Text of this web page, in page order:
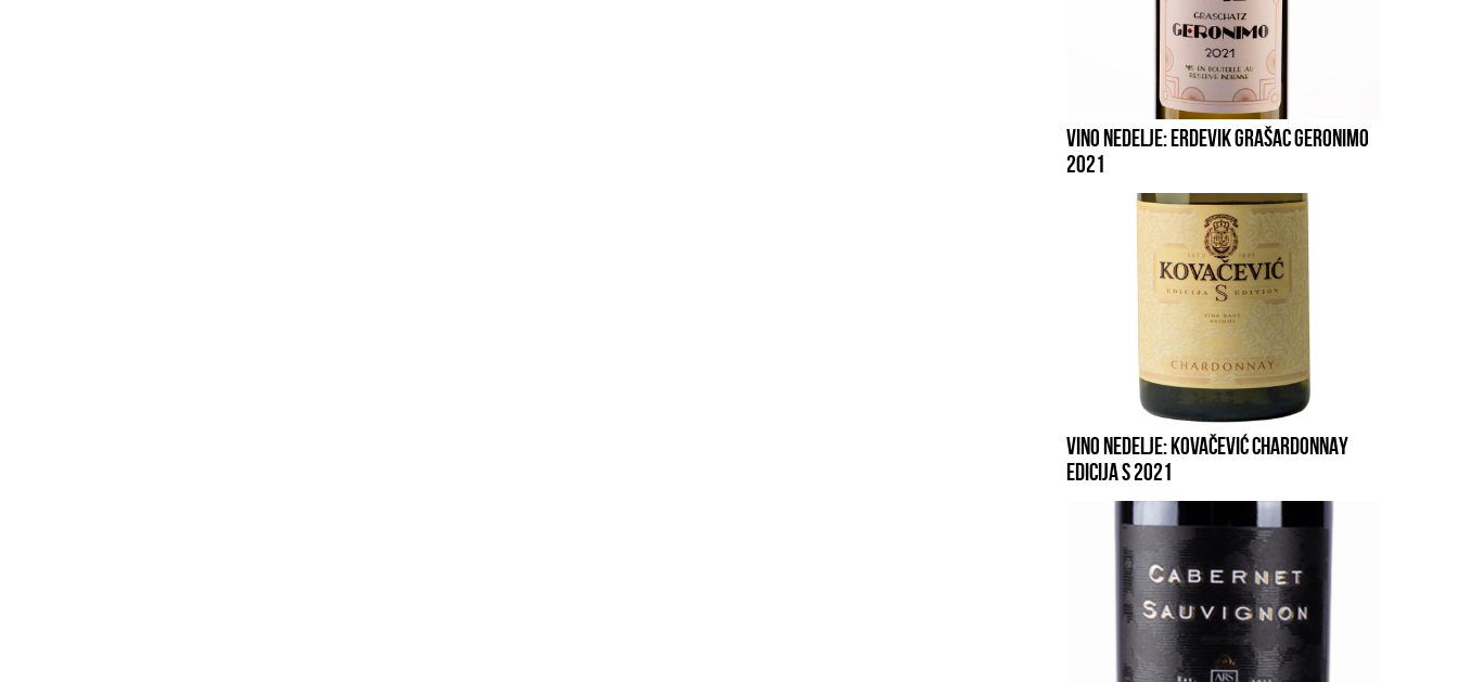
VINO NEDELJE: ERDEVIK GRAŠAC GERONIMO
2021
VINO NEDELJE: KOVAČEVIĆ CHARDONNAY
EDICIJA S 2021